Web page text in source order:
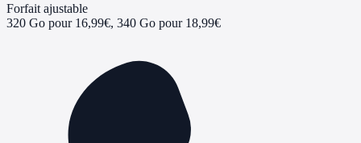
Forfait ajustable
320 Go pour 16,99€, 340 Go pour 18,99€